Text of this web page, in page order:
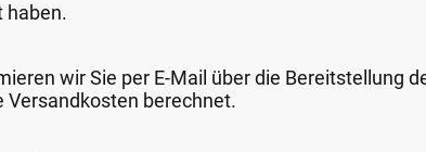
haben.
wir Sie per E-Mail über die Bereitstellung
Versandkosten berechnet.